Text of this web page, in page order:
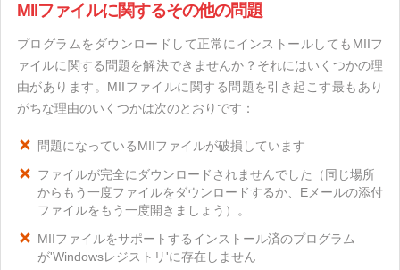
MIIファイルに関するその他の問題
プログラムをダウンロードして正常にインストールしてもMIIフ
ァイルに関する問題を解決できませんか？それにはいくつかの理
由があります。MIIファイルに関する問題を引き起こす最もあり
がちな理由のいくつかは次のとおりです：
問題になっているMIIファイルが破損しています
ファイルが完全にダウンロードされませんでした（同じ場所
からもう一度ファイルをダウンロードするか、Eメールの添付
ファイルをもう一度開きましょう）。
MIIファイルをサポートするインストール済のプログラム
が'Windowsレジストリ'に存在しません